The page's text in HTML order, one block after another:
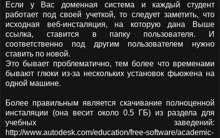
Если у Вас доменная система и каждый студент
работает под своей учеткой, то следует заметить, что
исходная веб-инсталяция, на которую дана Выше
ссылка, ставится в папку пользователя. И
соответственно под другим пользователем нужно
ставить по новой.
Это бывает проблематично, тем более что временами
бывают глюки из-за нескольких установок фьюжена на
одной машине.
Более правильным является скачивание полноценной
инсталяции (она весит около 0.5 ГБ) из раздела для
учебных заведений:
http://www.autodesk.com/education/free-software/academic-